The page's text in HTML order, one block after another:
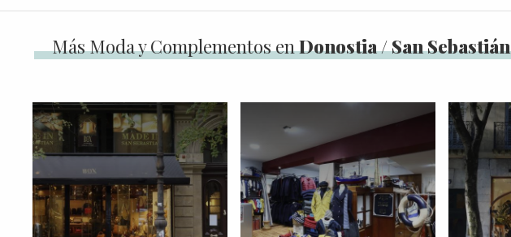
Más Moda y Complementos enDonostia / San Sebastián